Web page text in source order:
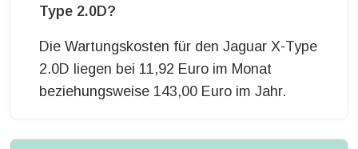
Type 2.0D?
Die Wartungskosten für den Jaguar X-Type
2.0D liegen bei 11,92 Euro im Monat
beziehungsweise 143,00 Euro im Jahr.